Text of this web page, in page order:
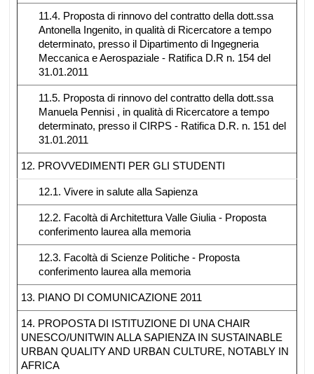
11.4. Proposta di rinnovo del contratto della dott.ssa
Antonella Ingenito, in qualità di Ricercatore a tempo
determinato, presso il Dipartimento di Ingegneria
Meccanica e Aerospaziale - Ratifica D.R n. 154 del
31.01.2011
11.5. Proposta di rinnovo del contratto della dott.ssa
Manuela Pennisi , in qualità di Ricercatore a tempo
determinato, presso il CIRPS - Ratifica D.R. n. 151 del
31.01.2011
12. PROVVEDIMENTI PER GLI STUDENTI
12.1. Vivere in salute alla Sapienza
12.2. Facoltà di Architettura Valle Giulia - Proposta
conferimento laurea alla memoria
12.3. Facoltà di Scienze Politiche - Proposta
conferimento laurea alla memoria
13. PIANO DI COMUNICAZIONE 2011
14. PROPOSTA DI ISTITUZIONE DI UNA CHAIR
UNESCO/UNITWIN ALLA SAPIENZA IN SUSTAINABLE
URBAN QUALITY AND URBAN CULTURE, NOTABLY IN
AFRICA